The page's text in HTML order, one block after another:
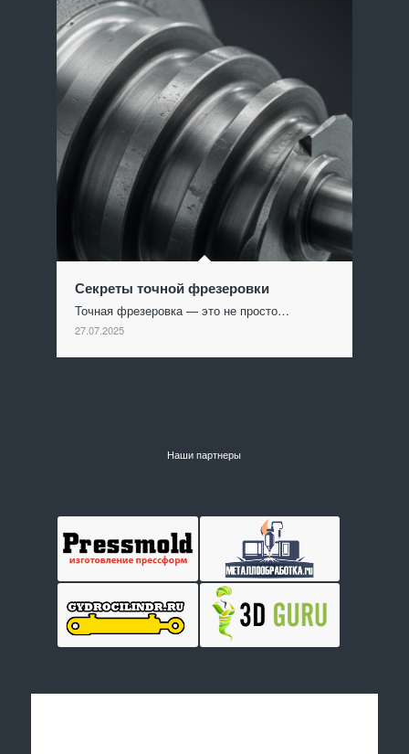
Секреты точной фрезеровки
Точная фрезеровка — это не просто…
27.07.2025
Наши партнеры